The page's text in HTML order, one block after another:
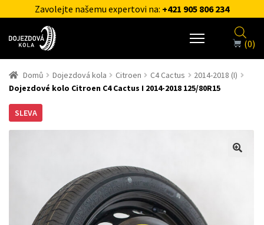
Zavolejte našemu expertovi na: +421 905 806 234
(0)
Domů Dojezdová kola Citroen C4 Cactus
2014-2018 (I)
Dojezdové kolo Citroen C4 Cactus I 2014-2018 125/80R15
SLEVA